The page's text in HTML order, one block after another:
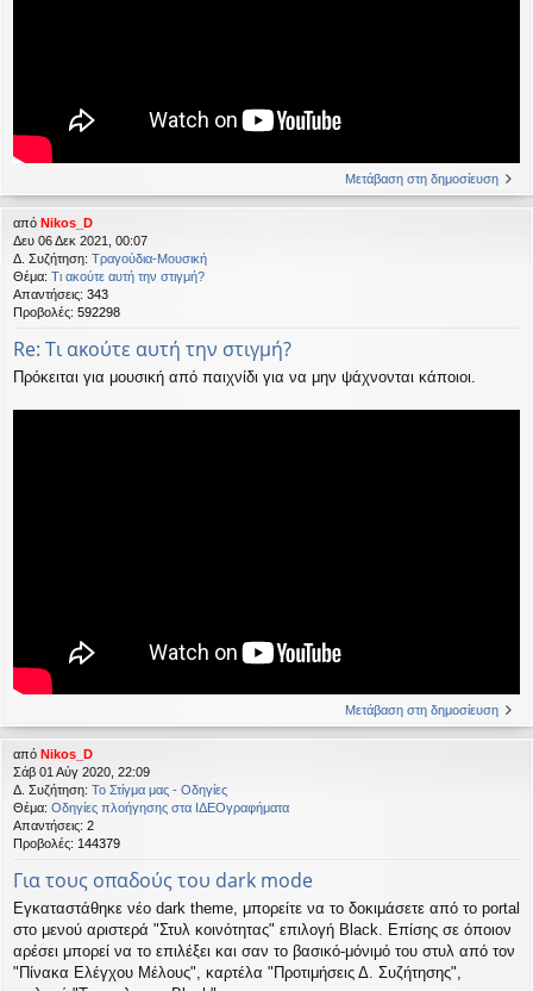
Μετάβαση στη δημοσίευση
από Nikos_D
Δευ 06 Δεκ 2021, 00:07
Δ. Συζήτηση: Τραγούδια-Μουσική
Θέμα: Τι ακούτε αυτή την στιγμή?
Απαντήσεις: 343
Προβολές: 592298
Re: Τι ακούτε αυτή την στιγμή?
Πρόκειται για μουσική από παιχνίδι για να μην ψάχνονται κάποιοι.
Μετάβαση στη δημοσίευση
από Nikos_D
Σάβ 01 Αύγ 2020, 22:09
Δ. Συζήτηση: Το Στίγμα μας - Οδηγίες
Θέμα: Οδηγίες πλοήγησης στα ΙΔΕΟγραφήματα
Απαντήσεις: 2
Προβολές: 144379
Για τους οπαδούς του dark mode
Εγκαταστάθηκε νέο dark theme, μπορείτε να το δοκιμάσετε από το portal
στο μενού αριστερά "Στυλ κοινότητας" επιλογή Black. Επίσης σε όποιον
αρέσει μπορεί να το επιλέξει και σαν το βασικό-μόνιμό του στυλ από τον
"Πίνακα Ελέγχου Μέλους", καρτέλα "Προτιμήσεις Δ. Συζήτησης",